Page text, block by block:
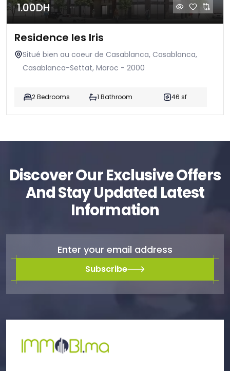
1.00DH
Residence les Iris
Situé bien au coeur de Casablanca, Casablanca,
Casablanca-Settat, Maroc - 2000
2 Bedrooms 1 Bathroom 46 sf
Discover Our Exclusive Offers
And Stay Updated Latest
Information
Subscribe